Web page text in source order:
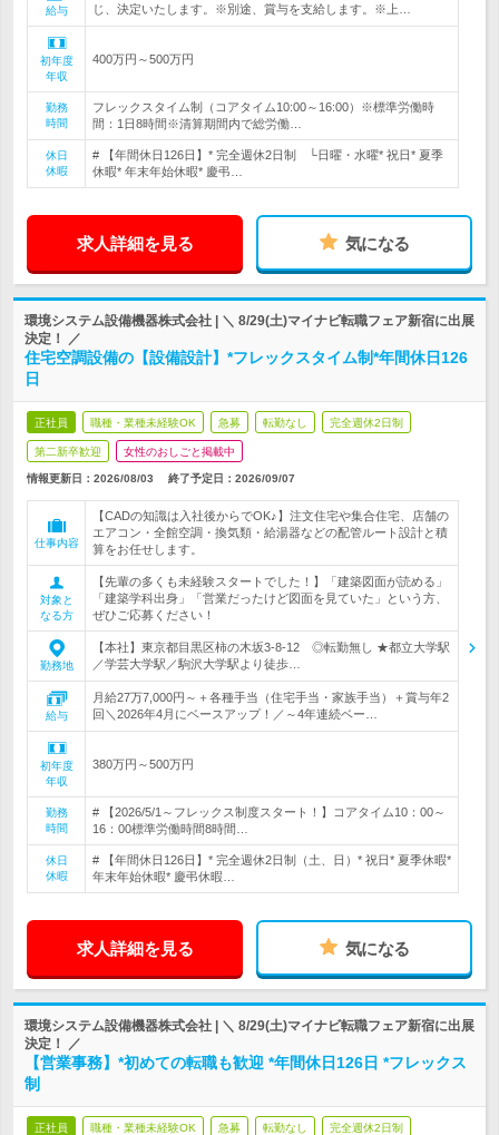
給与
じ、決定いたします。※別途、賞与を支給します。※上…
初年度
年収
400万円～500万円
勤務
時間
フレックスタイム制（コアタイム10:00～16:00）※標準労働時
間：1日8時間※清算期間内で総労働…
休日
休暇
# 【年間休日126日】* 完全週休2日制 └日曜・水曜* 祝日* 夏季
休暇* 年末年始休暇* 慶弔…
求人詳細を見る 気になる
環境システム設備機器株式会社 | ＼ 8/29(土)マイナビ転職フェア新宿に出展
決定！ ／
住宅空調設備の【設備設計】*フレックスタイム制*年間休日126
日
正社員 職種・業種未経験OK 急募 転勤なし 完全週休2日制
第二新卒歓迎 女性のおしごと掲載中
情報更新日：2026/08/03 終了予定日： 2026/09/07
仕事内容
【CADの知識は入社後からでOK♪】注文住宅や集合住宅、店舗の
エアコン・全館空調・換気類・給湯器などの配管ルート設計と積
算をお任せします。
対象と
なる方
【先輩の多くも未経験スタートでした！】「建築図面が読める」
「建築学科出身」「営業だったけど図面を見ていた」という方、
ぜひご応募ください！
勤務地
【本社】東京都目黒区柿の木坂3-8-12 ◎転勤無し ★都立大学駅
／学芸大学駅／駒沢大学駅より徒歩…
給与
月給27万7,000円～＋各種手当（住宅手当・家族手当）＋賞与年2
回＼2026年4月にベースアップ！／～4年連続ベー…
初年度
年収
380万円～500万円
勤務
時間
# 【2026/5/1～フレックス制度スタート！】コアタイム10：00～
16：00標準労働時間8時間…
休日
休暇
# 【年間休日126日】* 完全週休2日制（土、日）* 祝日* 夏季休暇*
年末年始休暇* 慶弔休暇…
求人詳細を見る 気になる
環境システム設備機器株式会社 | ＼ 8/29(土)マイナビ転職フェア新宿に出展
決定！ ／
【営業事務】*初めての転職も歓迎 *年間休日126日 *フレックス
制
正社員 職種・業種未経験OK 急募 転勤なし 完全週休2日制